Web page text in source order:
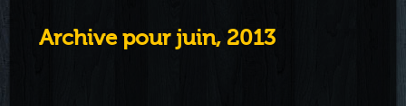
Archive pour juin, 2013